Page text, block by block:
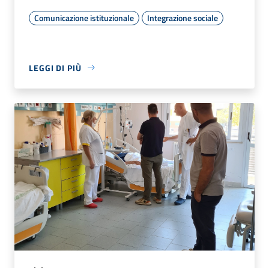
Comunicazione istituzionale Integrazione sociale
LEGGI DI PIÙ